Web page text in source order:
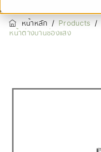
หน้าหลัก / Products /
หน้าต่างบานช่องแสง